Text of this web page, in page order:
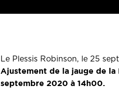
Le Plessis Robinson, le 25
Ajustement de la jauge de la
septembre 2020 à 14h00.